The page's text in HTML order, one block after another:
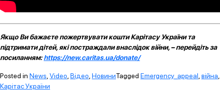
Якщо Ви бажаєте пожертвувати кошти Карітасу України та
підтримати дітей, які постраждали внаслідок війни, – перейдіть за
посиланням:https://new.caritas.ua/donate/
Posted in News Video Відео НовиниTagged Emergency_appeal війна
Карітас України